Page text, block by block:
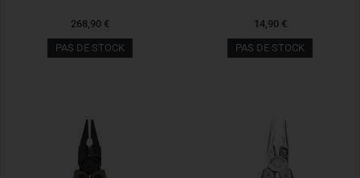
268,90 €
PAS DE STOCK
14,90 €
PAS DE STOCK